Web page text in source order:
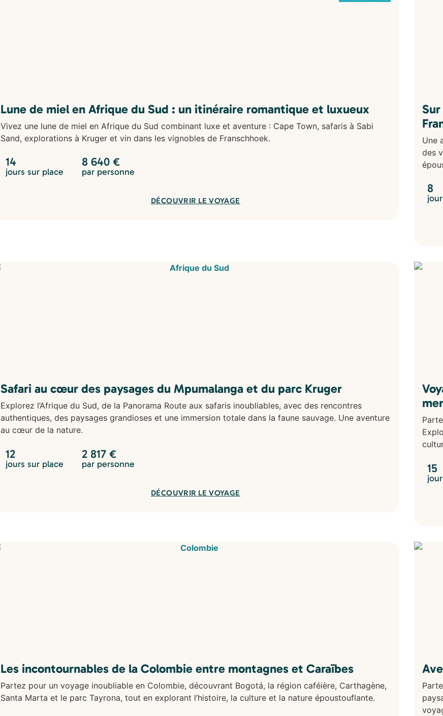
Lune de miel en Afrique du Sud : un itinéraire romantique et luxueux
Vivez une lune de miel en Afrique du Sud combinant luxe et aventure : Cape Town, safaris à Sabi
Sand, explorations à Kruger et vin dans les vignobles de Franschhoek.
14
jours sur place
8 640 €
par personne
DÉCOUVRIR LE VOYAGE
Une
des
8
Safari au cœur des paysages du Mpumalanga et du parc Kruger
Explorez l’Afrique du Sud, de la Panorama Route aux safaris inoubliables, avec des rencontres
authentiques, des paysages grandioses et une immersion totale dans la faune sauvage. Une aventure
au cœur de la nature.
12
jours sur place
2 817 €
par personne
DÉCOUVRIR LE VOYAGE
15
Les incontournables de la Colombie entre montagnes et Caraïbes
Partez pour un voyage inoubliable en Colombie, découvrant Bogotá, la région caféière, Carthagène,
Santa Marta et le parc Tayrona, tout en explorant l’histoire, la culture et la nature époustouflante.